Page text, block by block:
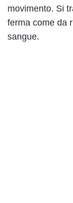
movimento. Si
ferma come da
sangue.